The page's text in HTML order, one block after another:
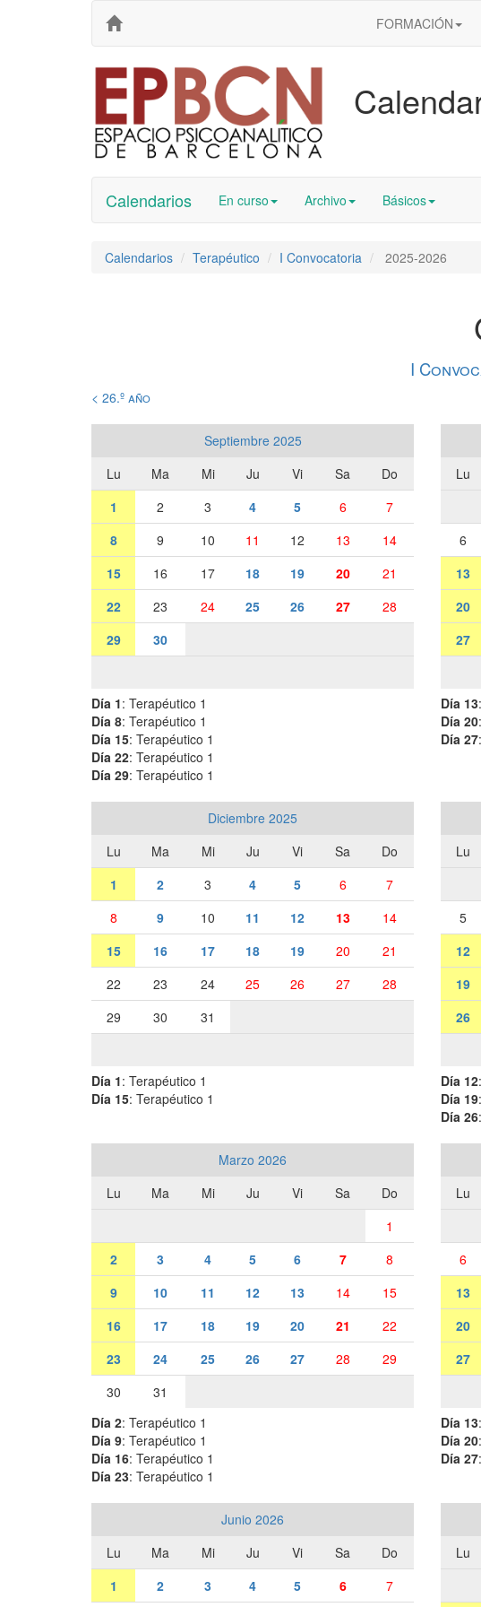
FORMACIÓN
Calendarios En curso Archivo Básicos
Calendarios Terapéutico I Convocatoria 2025-2026
I
< 26.º año
Septiembre 2025
Lu
Ma Mi Ju Vi Sa
Do
1
2 3 4 5 6
7
8
9 10 11 12 13
14
15
16 17 18 19 20
21
22
23 24 25 26 27
28
29
30
Día 1: Terapéutico 1
Día 8: Terapéutico 1
Día 15: Terapéutico 1
Día 22: Terapéutico 1
Día 29: Terapéutico 1
Lu
6
13
20
27
Día 13
Día 20
Día 27
Diciembre 2025
Lu
Ma Mi Ju Vi Sa
Do
1
2 3 4 5 6
7
8
9 10 11 12 13
14
15
16 17 18 19 20
21
22
23 24 25 26 27
28
29
30 31
Día 1: Terapéutico 1
Día 15: Terapéutico 1
Lu
5
12
19
26
Día 12
Día 19
Día 26
Marzo 2026
Lu
Ma Mi Ju Vi Sa
Do
1
2
3 4 5 6 7
8
9
10 11 12 13 14
15
16
17 18 19 20 21
22
23
24 25 26 27 28
29
30
31
Día 2: Terapéutico 1
Día 9: Terapéutico 1
Día 16: Terapéutico 1
Día 23: Terapéutico 1
Lu
6
13
20
27
Día 13
Día 20
Día 27
Junio 2026
Lu
Ma Mi Ju Vi Sa
Do
1
2 3 4 5 6 7
Lu